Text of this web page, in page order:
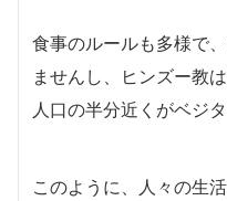
食事のルールも多様で
ませんし、ヒンズー教
人口の半分近くがベジ
このように、人々の生